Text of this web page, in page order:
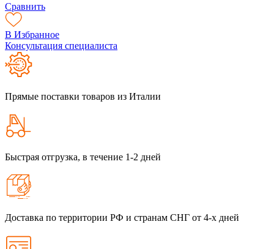
Сравнить
В Избранное
Консультация специалиста
Прямые поставки товаров из Италии
Быстрая отгрузка, в течение 1-2 дней
Доставка по территории РФ и странам СНГ от 4-х дней